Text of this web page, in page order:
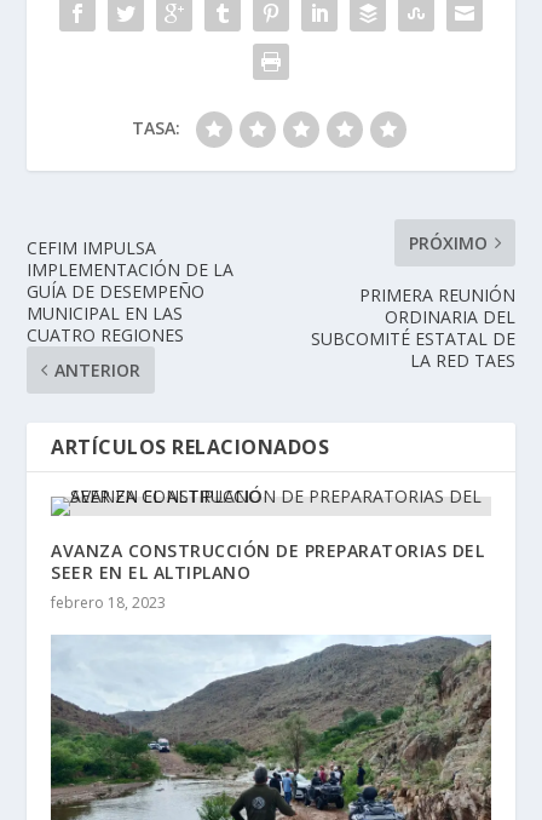
TASA:
CEFIM IMPULSA
IMPLEMENTACIÓN DE LA
GUÍA DE DESEMPEÑO
MUNICIPAL EN LAS
CUATRO REGIONES
ANTERIOR
PRÓXIMO
PRIMERA REUNIÓN
ORDINARIA DEL
SUBCOMITÉ ESTATAL DE
LA RED TAES
ARTÍCULOS RELACIONADOS
AVANZA CONSTRUCCIÓN DE PREPARATORIAS DEL
SEER EN EL ALTIPLANO
febrero 18, 2023